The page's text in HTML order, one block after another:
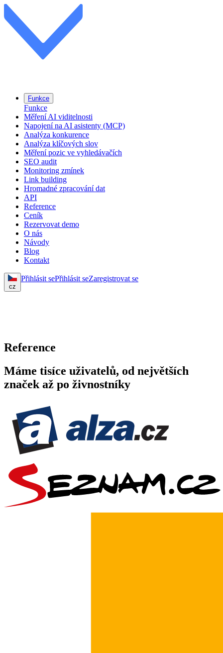
Funkce
Funkce
Měření AI viditelnosti
Napojení na AI asistenty (MCP)
Analýza konkurence
Analýza klíčových slov
Měření pozic ve vyhledávačích
SEO audit
Monitoring zmínek
Link building
Hromadné zpracování dat
API
Reference
Ceník
Rezervovat demo
O nás
Návody
Blog
Kontakt
cz
Přihlásit sePřihlásit seZaregistrovat se
Reference
Máme tisíce uživatelů, od největších
značek až po živnostníky